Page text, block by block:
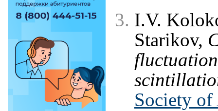
I.V.
Starikov,
Society of